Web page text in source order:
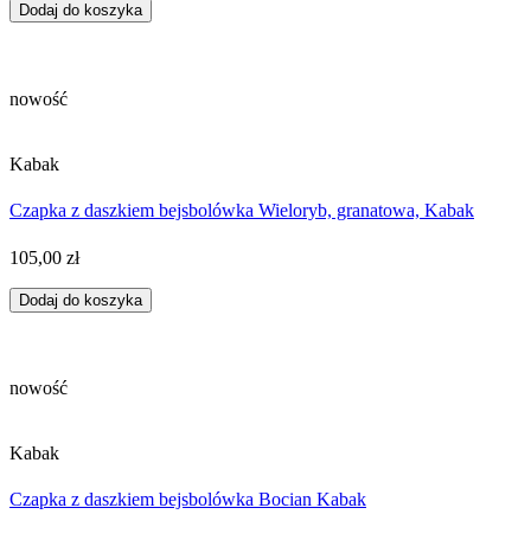
Dodaj do koszyka
nowość
Kabak
Czapka z daszkiem bejsbolówka Wieloryb, granatowa, Kabak
105,00 zł
Dodaj do koszyka
nowość
Kabak
Czapka z daszkiem bejsbolówka Bocian Kabak